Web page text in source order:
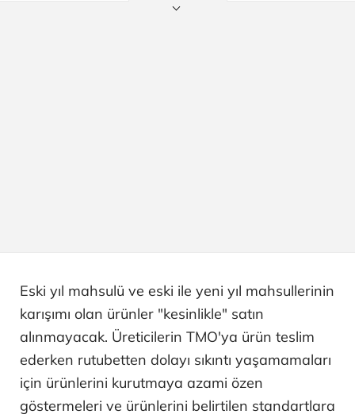
Eski yıl mahsulü ve eski ile yeni yıl mahsullerinin
karışımı olan ürünler "kesinlikle" satın
alınmayacak. Üreticilerin TMO'ya ürün teslim
ederken rutubetten dolayı sıkıntı yaşamamaları
için ürünlerini kurutmaya azami özen
göstermeleri ve ürünlerini belirtilen standartlara